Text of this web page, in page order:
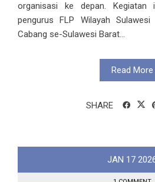
organisasi ke depan. Kegiatan
pengurus FLP Wilayah
Cabang se-Sulawesi Barat...
Read More
SHARE
JAN 17